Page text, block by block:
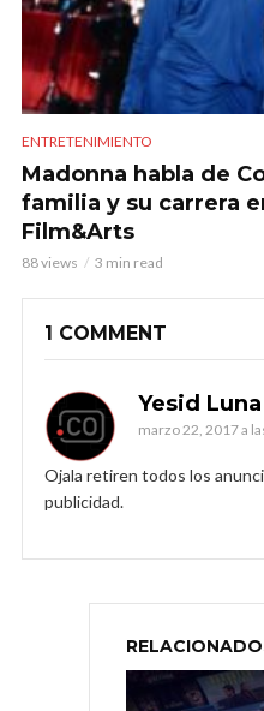
ENTRETENIMIENTO
Madonna habla de
familia y su carrera
Film&Arts
88 views 3 min read
1 COMMENT
Yesid Luna
marzo 22, 2017 a
Ojala retiren todos los
publicidad.